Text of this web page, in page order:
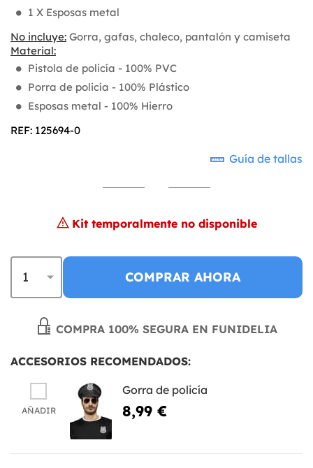
1 X Esposas metal
No incluye: Gorra, gafas, chaleco, pantalón y camiseta
Material:
Pistola de policía - 100% PVC
Porra de policía - 100% Plástico
Esposas metal - 100% Hierro
REF: 125694-0
Guía de tallas
Kit temporalmente no disponible
COMPRAR AHORA
COMPRA 100% SEGURA EN FUNIDELIA
ACCESORIOS RECOMENDADOS:
AÑADIR
Gorra de policía
8,99 €